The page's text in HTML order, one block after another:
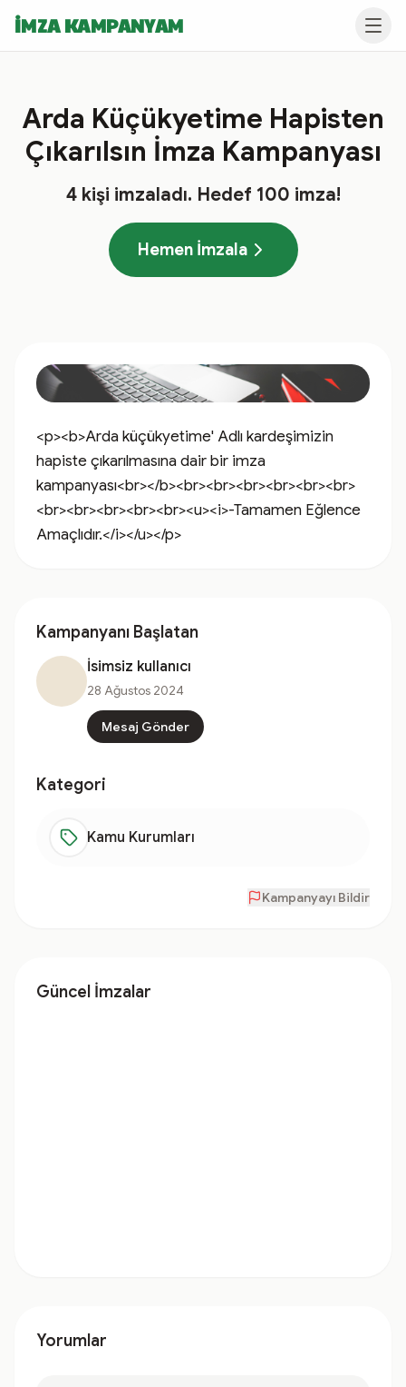
İMZA KAMPANYAM
Arda Küçükyetime Hapisten
Çıkarılsın İmza Kampanyası
4kişi imzaladı. Hedef 100 imza!
Hemen İmzala
<p><b>Arda küçükyetime' Adlı kardeşimizin
hapiste çıkarılmasına dair bir imza
kampanyası<br></b><br><br><br><br><br><br>
<br><br><br><br><br><u><i>-Tamamen Eğlence
Amaçlıdır.</i></u></p>
Kampanyanı Başlatan
İsimsiz kullanıcı
28 Ağustos 2024
Mesaj Gönder
Kategori
Kamu Kurumları
Kampanyayı Bildir
Güncel İmzalar
Yorumlar